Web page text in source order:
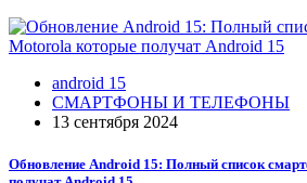
android 15
СМАРТФОНЫ И ТЕЛЕФОНЫ
13 сентября 2024
Обновление Android 15: Полный список